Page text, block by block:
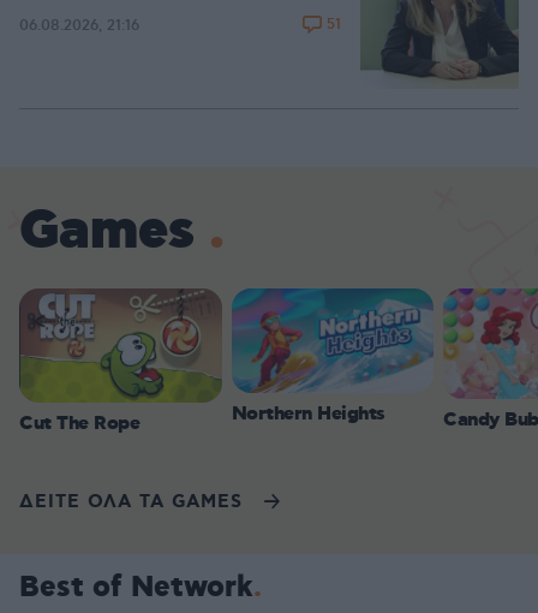
06.08.2026, 21:16 51
Games
Cut The Rope Northern Heights Candy
ΔΕΙΤΕ ΟΛΑ ΤΑ GAMES
Best of Network